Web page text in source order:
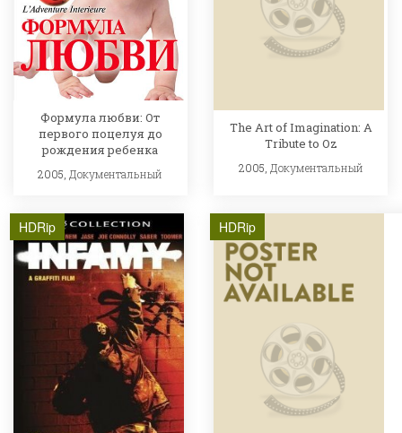
Формула любви: От
первого поцелуя до
рождения ребенка
2005, Документальный
The Art of Imagination: A
Tribute to Oz
2005, Документальный
HDRip HDRip